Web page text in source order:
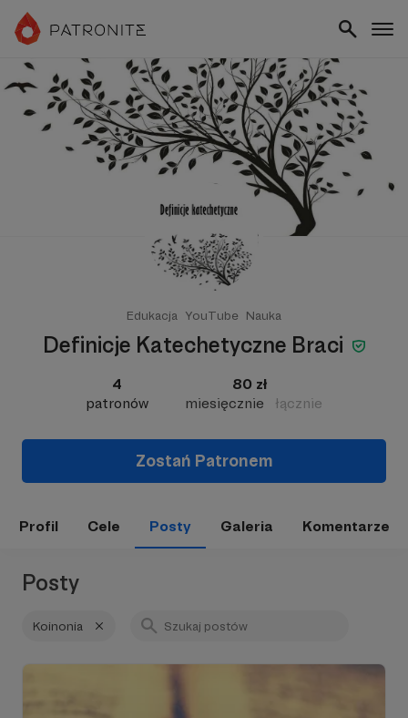
Edukacja YouTube Nauka
Definicje Katechetyczne Braci
4
patronów
80 zł
miesięcznie
łącznie
Zostań Patronem
Profil Cele Posty Galeria Komentarze
Posty
Koinonia